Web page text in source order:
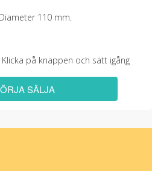
110 mm.
på knappen och sätt igång
SÄLJA